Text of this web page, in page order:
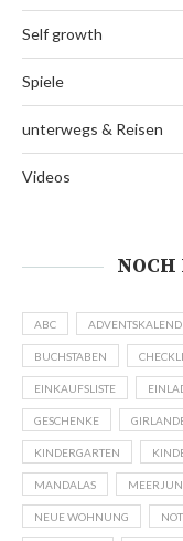
Self growth
Spiele
unterwegs & Reisen
Videos
NOCH
ABC
BUCHSTABEN
EINKAUFSLISTE
GESCHENKE
KINDERGARTEN
MANDALAS
NEUE WOHNUNG